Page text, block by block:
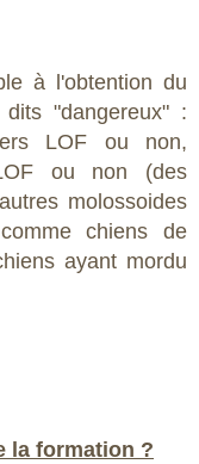
l'obtention du
"dangereux" :
LOF ou non,
ou non (des
molossoides
chiens de
ayant mordu
la formation ?